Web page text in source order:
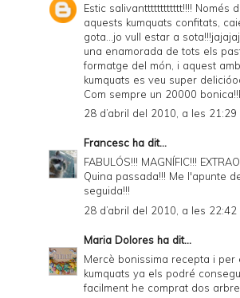
Estic salivantttttttttttt!!!! Només
aquests kumquats confitats,
gota...jo vull estar a
una enamorada de tots els
formatge del món, i aquest
kumquats es veu super
Com sempre un 20000
28 d’abril del 2010, a les 21:29
Francesc ha dit...
FABULÓS!!! MAGNÍFIC!!!
Quina passada!!! Me l'apunte
seguida!!!
28 d’abril del 2010, a les 22:42
Maria Dolores ha dit...
Mercè bonissima recepta i per
kumquats ya els podré
facilment he comprat dos